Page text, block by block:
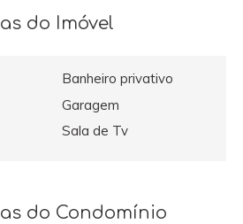
do Imóvel
Banheiro privativo
Garagem
Sala de Tv
do Condomínio